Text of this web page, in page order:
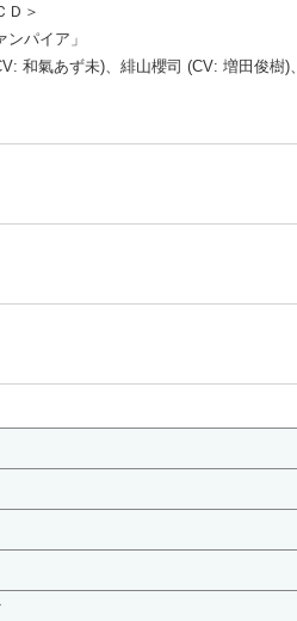
Ｄ＞
パイア」
和氣あず未)、緋山櫻司 (CV: 増田俊樹